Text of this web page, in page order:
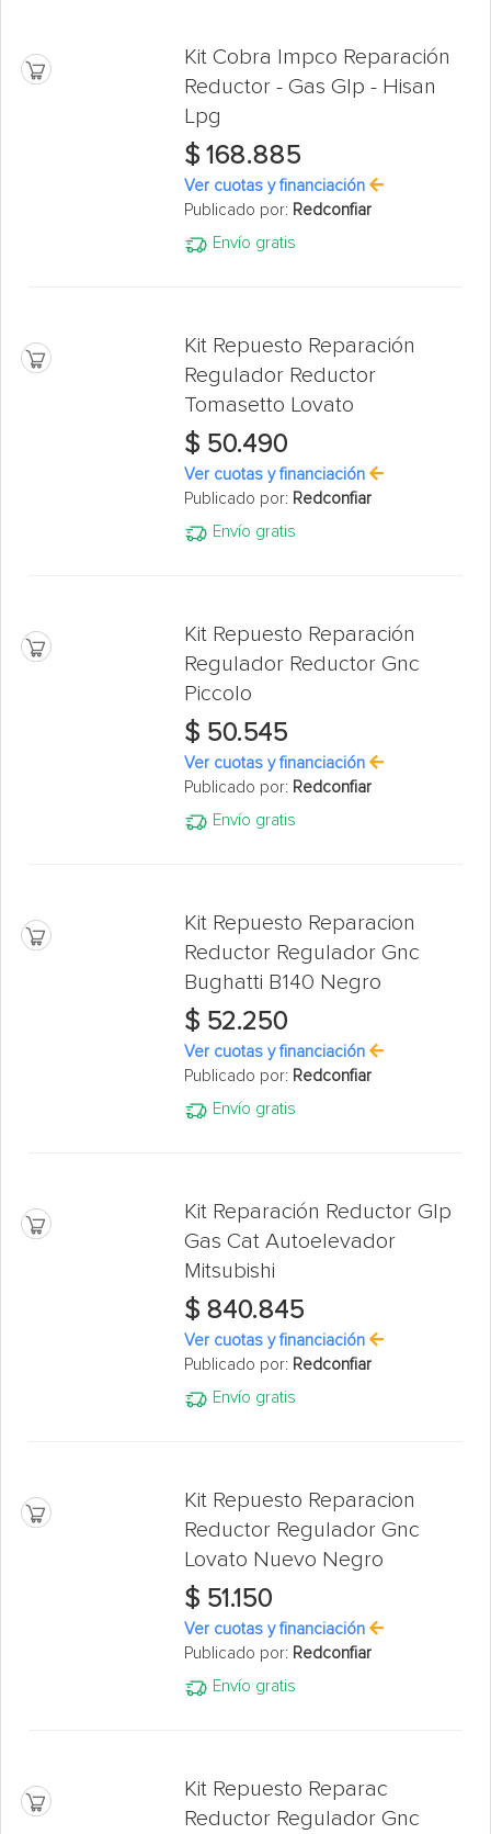
Kit Cobra Impco Reparación
Reductor - Gas Glp - Hisan
Lpg
$ 168.885
Ver cuotas y financiación
Publicado por: Redconfiar
Envío gratis
Kit Repuesto Reparación
Regulador Reductor
Tomasetto Lovato
$ 50.490
Ver cuotas y financiación
Publicado por: Redconfiar
Envío gratis
Kit Repuesto Reparación
Regulador Reductor Gnc
Piccolo
$ 50.545
Ver cuotas y financiación
Publicado por: Redconfiar
Envío gratis
Kit Repuesto Reparacion
Reductor Regulador Gnc
Bughatti B140 Negro
$ 52.250
Ver cuotas y financiación
Publicado por: Redconfiar
Envío gratis
Kit Reparación Reductor Glp
Gas Cat Autoelevador
Mitsubishi
$ 840.845
Ver cuotas y financiación
Publicado por: Redconfiar
Envío gratis
Kit Repuesto Reparacion
Reductor Regulador Gnc
Lovato Nuevo Negro
$ 51.150
Ver cuotas y financiación
Publicado por: Redconfiar
Envío gratis
Kit Repuesto Reparac
Reductor Regulador Gnc